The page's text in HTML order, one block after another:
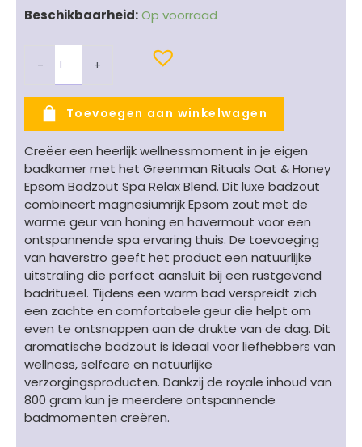
Beschikbaarheid:Op voorraad
-
Greensman
Honey
Epsom
Badzout
Spa
Relex
Blend
-
800
gram
aantal
+
Toevoegen aan winkelwagen
Creëer een heerlijk wellnessmoment in je eigen
badkamer met het Greenman Rituals Oat & Honey
Epsom Badzout Spa Relax Blend. Dit luxe badzout
combineert magnesiumrijk Epsom zout met de
warme geur van honing en havermout voor een
ontspannende spa ervaring thuis. De toevoeging
van haverstro geeft het product een natuurlijke
uitstraling die perfect aansluit bij een rustgevend
badritueel. Tijdens een warm bad verspreidt zich
een zachte en comfortabele geur die helpt om
even te ontsnappen aan de drukte van de dag. Dit
aromatische badzout is ideaal voor liefhebbers van
wellness, selfcare en natuurlijke
verzorgingsproducten. Dankzij de royale inhoud van
800 gram kun je meerdere ontspannende
badmomenten creëren.